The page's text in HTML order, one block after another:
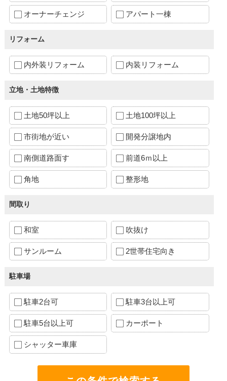
オーナーチェンジ アパート一棟
リフォーム
内外装リフォーム 内装リフォーム
立地・土地特徴
土地50坪以上 土地100坪以上
市街地が近い 開発分譲地内
南側道路面す 前道6ｍ以上
角地 整形地
間取り
和室 吹抜け
サンルーム 2世帯住宅向き
駐車場
駐車2台可 駐車3台以上可
駐車5台以上可 カーポート
シャッター車庫